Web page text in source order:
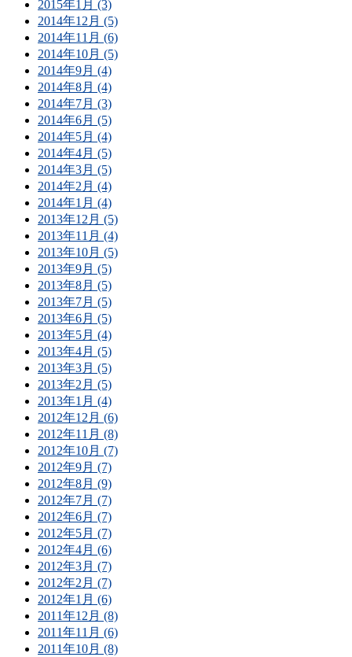
2015年1月 (3)
2014年12月 (5)
2014年11月 (6)
2014年10月 (5)
2014年9月 (4)
2014年8月 (4)
2014年7月 (3)
2014年6月 (5)
2014年5月 (4)
2014年4月 (5)
2014年3月 (5)
2014年2月 (4)
2014年1月 (4)
2013年12月 (5)
2013年11月 (4)
2013年10月 (5)
2013年9月 (5)
2013年8月 (5)
2013年7月 (5)
2013年6月 (5)
2013年5月 (4)
2013年4月 (5)
2013年3月 (5)
2013年2月 (5)
2013年1月 (4)
2012年12月 (6)
2012年11月 (8)
2012年10月 (7)
2012年9月 (7)
2012年8月 (9)
2012年7月 (7)
2012年6月 (7)
2012年5月 (7)
2012年4月 (6)
2012年3月 (7)
2012年2月 (7)
2012年1月 (6)
2011年12月 (8)
2011年11月 (6)
2011年10月 (8)